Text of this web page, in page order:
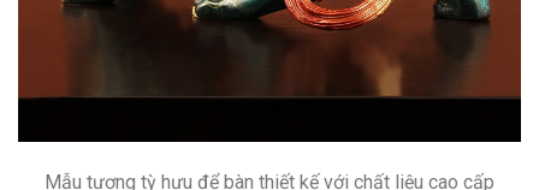
Mẫu tượng tỳ hưu để bàn thiết kế với chất liệu cao cấp